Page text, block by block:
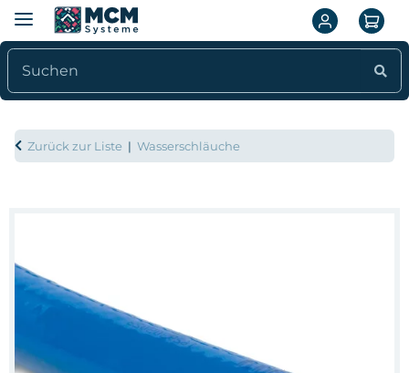
Zurück zur Liste Wasserschläuche